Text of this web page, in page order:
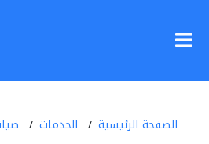
الصفحة الرئيسية الخدمات